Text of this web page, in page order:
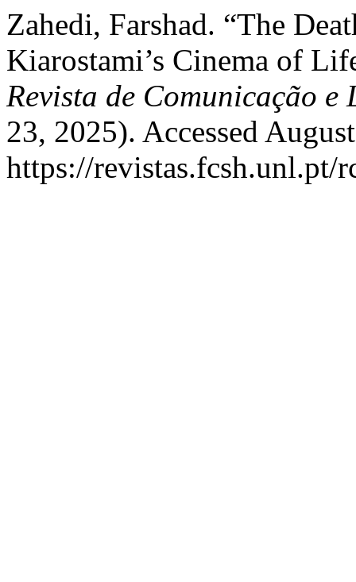
Zahedi, Farshad. “The
Kiarostami’s Cinema of
Revista de Comunicação e
23, 2025). Accessed
https://revistas.fcsh.unl.pt/